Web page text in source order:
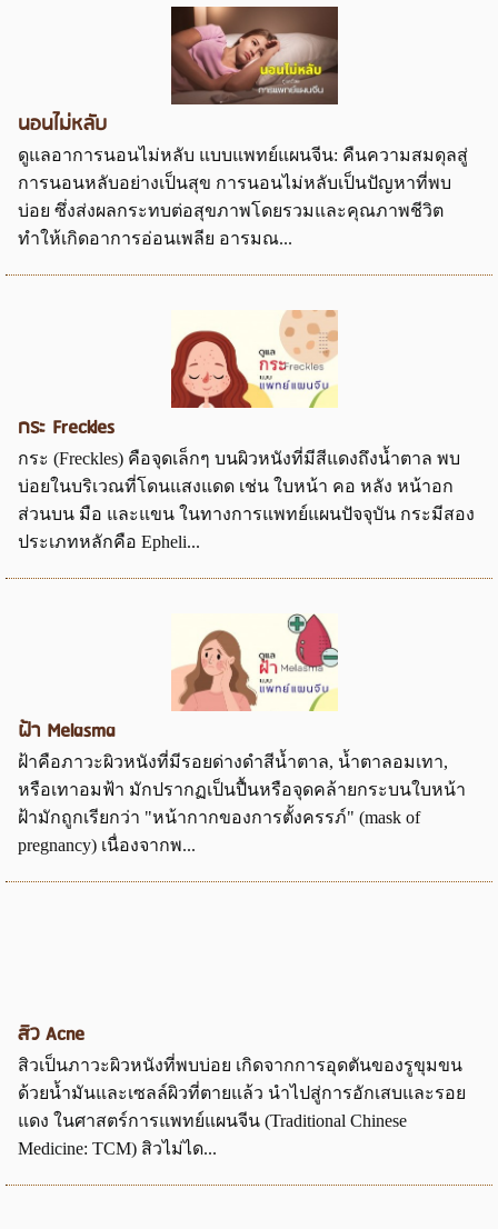
นอนไม่หลับ
ดูแลอาการนอนไม่หลับ แบบแพทย์แผนจีน: คืนความสมดุลสู่
การนอนหลับอย่างเป็นสุข การนอนไม่หลับเป็นปัญหาที่พบ
บ่อย ซึ่งส่งผลกระทบต่อสุขภาพโดยรวมและคุณภาพชีวิต
ทำให้เกิดอาการอ่อนเพลีย อารมณ...
กระ Freckles
กระ (Freckles) คือจุดเล็กๆ บนผิวหนังที่มีสีแดงถึงน้ำตาล พบ
บ่อยในบริเวณที่โดนแสงแดด เช่น ใบหน้า คอ หลัง หน้าอก
ส่วนบน มือ และแขน ในทางการแพทย์แผนปัจจุบัน กระมีสอง
ประเภทหลักคือ Epheli...
ฝ้า Melasma
ฝ้าคือภาวะผิวหนังที่มีรอยด่างดำสีน้ำตาล, น้ำตาลอมเทา,
หรือเทาอมฟ้า มักปรากฏเป็นปื้นหรือจุดคล้ายกระบนใบหน้า
ฝ้ามักถูกเรียกว่า "หน้ากากของการตั้งครรภ์" (mask of
pregnancy) เนื่องจากพ...
สิว Acne
สิวเป็นภาวะผิวหนังที่พบบ่อย เกิดจากการอุดตันของรูขุมขน
ด้วยน้ำมันและเซลล์ผิวที่ตายแล้ว นำไปสู่การอักเสบและรอย
แดง ในศาสตร์การแพทย์แผนจีน (Traditional Chinese
Medicine: TCM) สิวไม่ได...